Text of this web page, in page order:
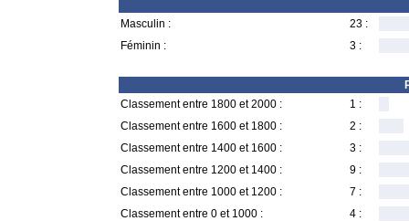
Masculin :
23 :
Féminin :
3 :
Classement entre 1800 et 2000 :
1 :
Classement entre 1600 et 1800 :
2 :
Classement entre 1400 et 1600 :
3 :
Classement entre 1200 et 1400 :
9 :
Classement entre 1000 et 1200 :
7 :
Classement entre 0 et 1000 :
4 :